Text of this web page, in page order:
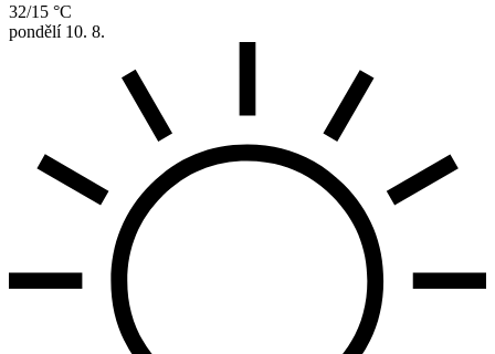
32/15 °C
pondělí 10. 8.